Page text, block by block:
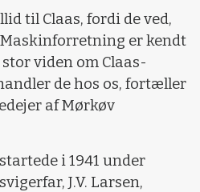
til Claas, fordi de ved,
er kendt
viden om Claas-
de hos os, fortæller
af Mørkøv
i 1941 under
J.V. Larsen,